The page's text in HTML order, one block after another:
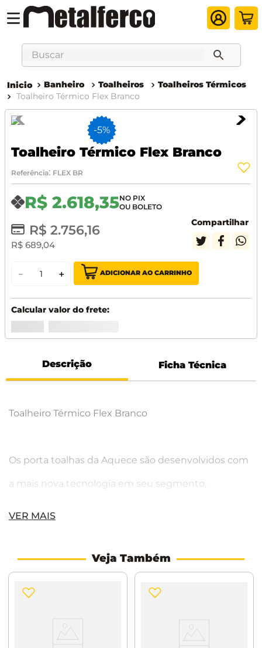
Buscar
Banheiro Toalheiros
Toalheiros Térmicos
Toalheiro Térmico Flex Branco
-5%
Toalheiro Térmico Flex Branco
Referência: FLEX BR
R$ 2.618,35
R$ 2.756,16
R$ 689,04
Compartilhar
＋
－ ADICIONAR AO CARRINHO
Descrição Ficha Técnica
Toalheiro Térmico Flex Branco
Os porta toalhas da Aquece são desenvolvidos com
a mais nova tecnologia em seu segmento,
CARACTERÍSTICAS:
Linha: Cativa
Modelo: Flex
VER MAIS
Veja Também